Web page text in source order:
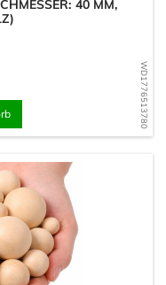
WD1776513780
40 MM,